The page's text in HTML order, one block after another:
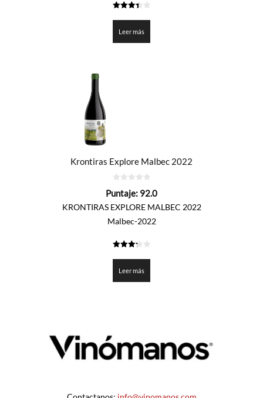
de 5
Leer más
Krontiras Explore Malbec 2022
de
Puntaje: 92.0
KRONTIRAS EXPLORE MALBEC 2022
Malbec-2022
de 5
Leer más